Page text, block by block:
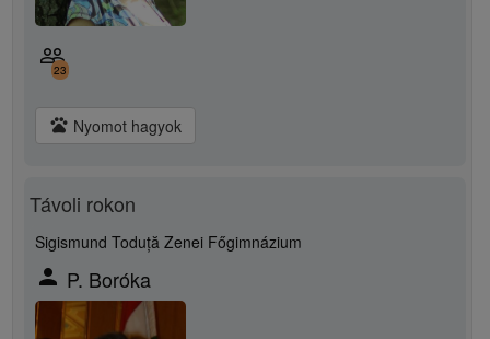
people_outline
23
pets Nyomot hagyok
Távoli rokon
Sigismund Toduță Zenei Főgimnázium
person P. Boróka